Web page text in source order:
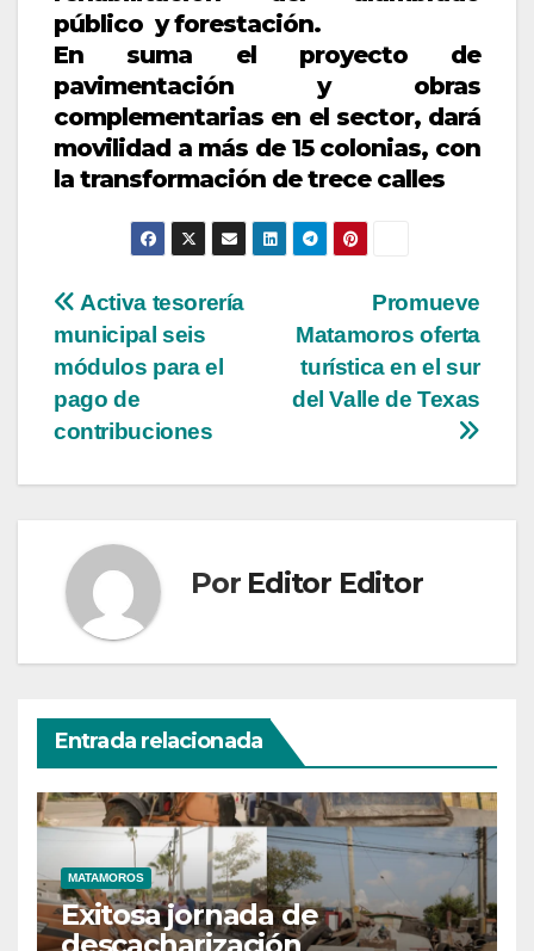
público y forestación.
En suma el proyecto de
pavimentación y obras
complementarias en el sector, dará
movilidad a más de 15 colonias, con
la transformación de trece calles
Navegación
de
entradas
Promueve
Matamoros oferta
turística en el sur
del Valle de Texas
Activa tesorería
municipal seis
módulos para el
pago de
contribuciones
Por Editor Editor
Entrada relacionada
MATAMOROS
Exitosa jornada de